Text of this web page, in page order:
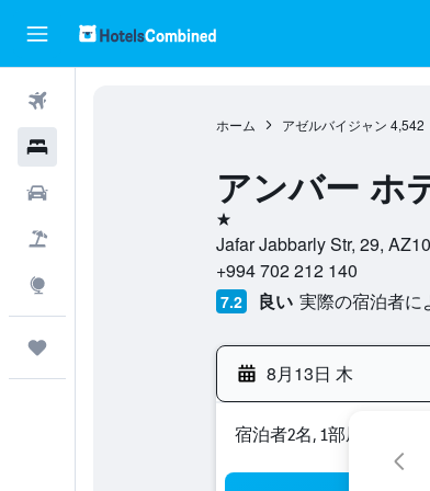
ホーム アゼルバイジャン 4,542
アンバー ホ
1つ星
Jafar Jabbarly Str, 29,
+994 702 212 140
7.2 良い 実際の宿泊者に
8月13日 木
宿泊者2名, 1​部屋